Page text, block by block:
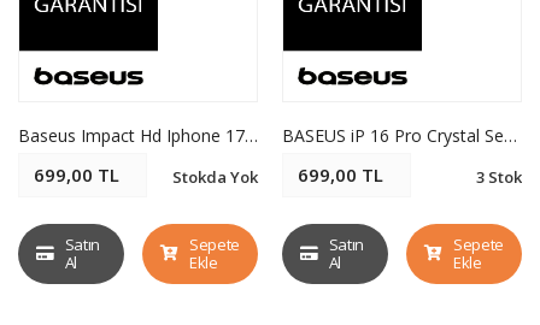
Baseus Impact Hd Iphone 17 Temperli Cam Ekran Koruyucu
699,00 TL Stokda Yok
Satın
Al
Sepete
Ekle
BASEUS iP 16 Pro Crystal Series Magnetic Telefon Kılıfı - Şeffaf
699,00 TL 3 Stok
Satın
Al
Sepete
Ekle